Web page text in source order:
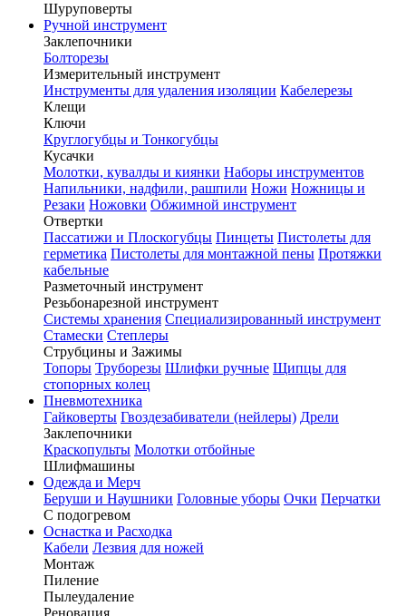
Шуруповерты
Ручной инструмент
Заклепочники
Болторезы
Измерительный инструмент
Инструменты для удаления изоляции Кабелерезы
Клещи
Ключи
Круглогубцы и Тонкогубцы
Кусачки
Молотки, кувалды и киянки Наборы инструментов
Напильники, надфили, рашпили Ножи Ножницы и
Резаки Ножовки Обжимной инструмент
Отвертки
Пассатижи и Плоскогубцы Пинцеты Пистолеты для
герметика Пистолеты для монтажной пены Протяжки
кабельные
Разметочный инструмент
Резьбонарезной инструмент
Системы хранения Специализированный инструмент
Стамески Степлеры
Струбцины и Зажимы
Топоры Труборезы Шлифки ручные Щипцы для
стопорных колец
Пневмотехника
Гайковерты Гвоздезабиватели (нейлеры) Дрели
Заклепочники
Краскопульты Молотки отбойные
Шлифмашины
Одежда и Мерч
Беруши и Наушники Головные уборы Очки Перчатки
С подогревом
Оснастка и Расходка
Кабели Лезвия для ножей
Монтаж
Пиление
Пылеудаление
Реновация